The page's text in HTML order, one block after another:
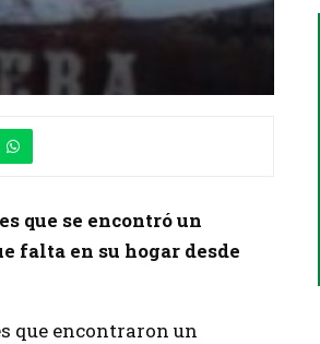
que se encontró un
falta en su hogar desde
que encontraron un